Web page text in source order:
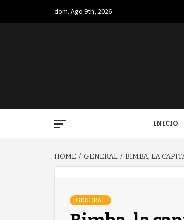
content
dom. Ago 9th, 2026
INICIO
HOME GENERAL BIMBA, LA
GENERAL